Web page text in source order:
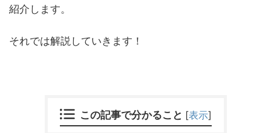
紹介します。
それでは解説していきます！
この記事で分かること [表示]